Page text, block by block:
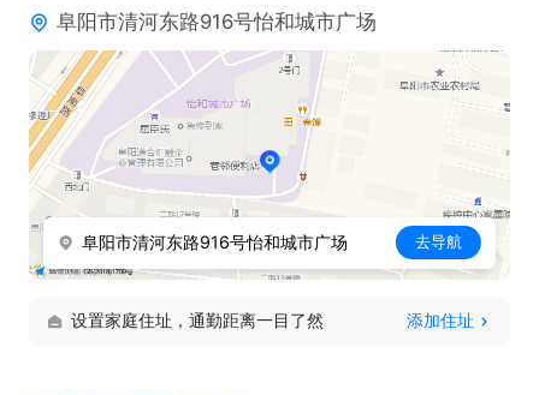
展项目总
薪酬待遇：基本工资+绩效工资+业绩提成+奖金
上班时间：8：00-18：00，中午休息两小时，
福利待遇：
1、统一缴纳社保，享受法定节假日安排；
2、年终奖+绩效奖金+全勤奖+工龄奖；
3、生日福利：在你生日时为你送上精彩的生日祝
4、节假日福利：每年春节、端午、中秋等重大节日
阜阳市清河东路916号怡和城市广场
阜阳市清河东路916号怡和城市广场 去导航
设置家庭住址，通勤距离一目了然 添加住址